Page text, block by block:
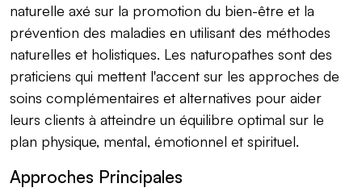
naturelle axé sur la promotion du bien-être et la
prévention des maladies en utilisant des méthodes
naturelles et holistiques. Les naturopathes sont des
praticiens qui mettent l'accent sur les approches de
soins complémentaires et alternatives pour aider
leurs clients à atteindre un équilibre optimal sur le
plan physique, mental, émotionnel et spirituel.
Approches Principales